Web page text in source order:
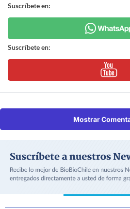
Suscríbete en:
Suscríbete en:
Mostrar